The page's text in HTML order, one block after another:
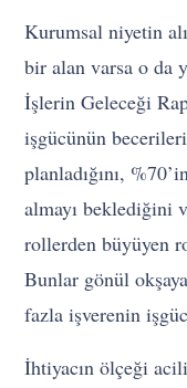
Kurumsal niyetin
bir alan varsa o da
İşlerin Geleceği
işgücünün
planladığını,
almayı beklediğini
rollerden büyüyen
Bunlar gönül
fazla işverenin
İhtiyacın ölçeği